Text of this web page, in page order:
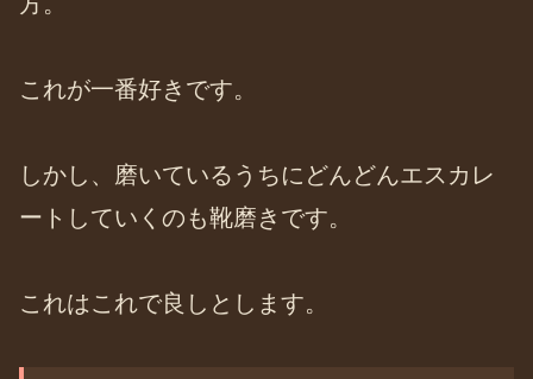
これが一番好きです。
しかし、磨いているうちにどんどんエスカレ
ートしていくのも靴磨きです。
これはこれで良しとします。